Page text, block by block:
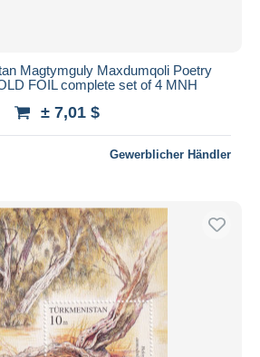
Magtymguly Maxdumqoli Poetry
FOIL complete set of 4 MNH
± 7,01 $
Gewerblicher Händler